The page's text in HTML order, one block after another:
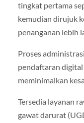
tingkat pertama
kemudian dirujuk
penanganan lebih
Proses
pendaftaran
meminimalkan
Tersedia layanan
gawat darurat